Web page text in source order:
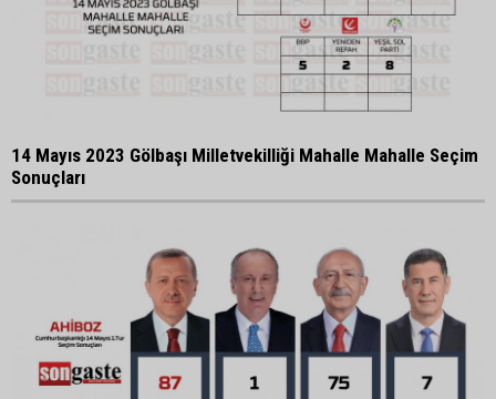
14 Mayıs 2023 Gölbaşı Milletvekilliği Mahalle Mahalle Seçim
Sonuçları